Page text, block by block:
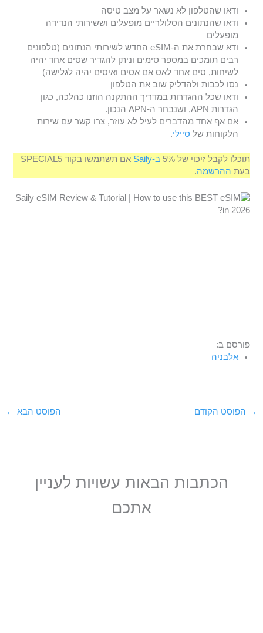
ודאו שהטלפון לא נשאר על מצב טיסה
ודאו שהנתונים הסלולריים מופעלים וששירותי הנדידה
מופעלים
ודא שבחרת את ה-eSIM החדש לשירותי הנתונים (טלפונים
רבים תומכים במספר סימים וניתן להגדיר שסים אחד יהיה
לשיחות, סים אחד לאס אם אסים ואיסים יהיה לגלישה)
נסו לכבות ולהדליק שוב את הטלפון
ודאו שכל ההגדרות במדריך ההתקנה הוזנו כהלכה, כגון
הגדרות APN, ושנבחר ה-APN הנכון.
אם אף אחד מהדברים לעיל לא עוזר, צרו קשר עם שירות
הלקוחות של סיילי.
תוכלו לקבל זיכוי של 5% ב-Saily
אם תשתמשו בקוד SPECIAL5
בעת ההרשמה.
פורסם ב:
אלבניה
→ הפוסט הקודם הפוסט הבא ←
הכתבות הבאות עשויות לעניין
אתכם